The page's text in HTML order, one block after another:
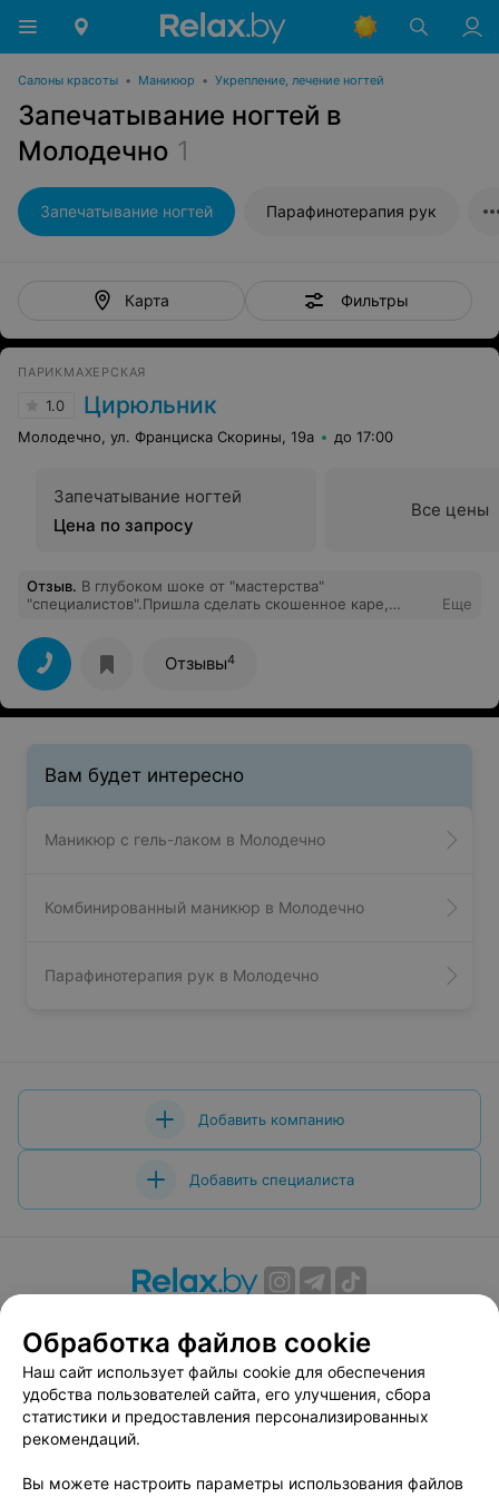
Салоны красоты • Маникюр • Укрепление, лечение ногтей
Запечатывание ногтей в
Молодечно 1
Запечатывание ногтей Парафинотерапия рук
Карта Фильтры
ПАРИКМАХЕРСКАЯ
1.0 Цирюльник
Молодечно, ул. Франциска Скорины, 19а до 17:00
Запечатывание ногтей
Цена по запросу
Все цены
Отзыв. В глубоком шоке от "мастерства"
"специалистов".Пришла сделать скошенное каре,
криво постриженными волосами, которые не
поддаются укладке, то есть воистину
"скошенное".Пришлось заново идти и корректировать в
др месте.Сказали: "о,ужас, кто так над вами".
Еще
Отзывы4
Вам будет интересно
Маникюр с гель-лаком в Молодечно
Комбинированный маникюр в Молодечно
Парафинотерапия рук в Молодечно
Добавить компанию
Добавить специалиста
Вакансии
Публичный договор
Способы оплаты
Публичный договор по использованию сервиса
«Афиша»
Пользовательское соглашение
Обработка файлов cookie
Наш сайт использует файлы cookie для обеспечения
удобства пользователей сайта, его улучшения, сбора
статистики и предоставления персонализированных
рекомендаций.
Вы можете настроить параметры использования файлов